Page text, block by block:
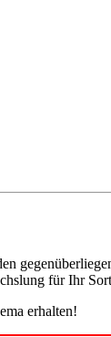
für Ihr
erhalten!